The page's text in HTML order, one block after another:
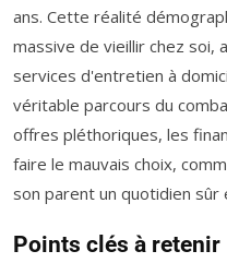
ans. Cette réalité
massive de vieillir chez soi,
services d'entretien à
véritable parcours du
offres pléthoriques, les
faire le mauvais choix,
son parent un quotidien sûr
Points clés à retenir